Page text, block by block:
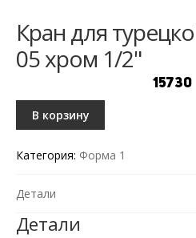
Кран для
05 хром 1/2"
15730
В корзину
Категория: Форма 1
Детали
Детали